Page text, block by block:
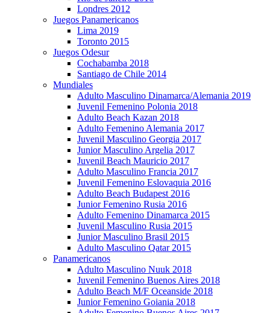
Londres 2012
Juegos Panamericanos
Lima 2019
Toronto 2015
Juegos Odesur
Cochabamba 2018
Santiago de Chile 2014
Mundiales
Adulto Masculino Dinamarca/Alemania 2019
Juvenil Femenino Polonia 2018
Adulto Beach Kazan 2018
Adulto Femenino Alemania 2017
Juvenil Masculino Georgia 2017
Junior Masculino Argelia 2017
Juvenil Beach Mauricio 2017
Adulto Masculino Francia 2017
Juvenil Femenino Eslovaquia 2016
Adulto Beach Budapest 2016
Junior Femenino Rusia 2016
Adulto Femenino Dinamarca 2015
Juvenil Masculino Rusia 2015
Junior Masculino Brasil 2015
Adulto Masculino Qatar 2015
Panamericanos
Adulto Masculino Nuuk 2018
Juvenil Femenino Buenos Aires 2018
Adulto Beach M/F Oceanside 2018
Junior Femenino Goiania 2018